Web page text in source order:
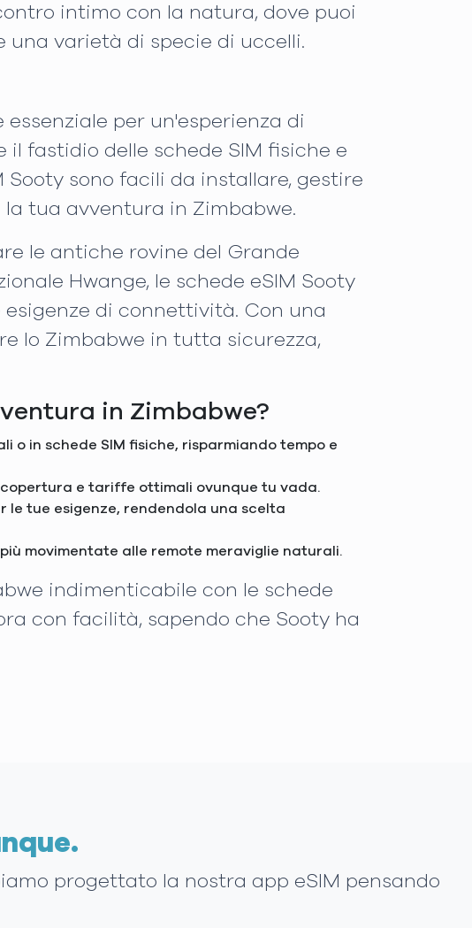
intimo con la natura, dove puoi
una varietà di specie di uccelli.
per un'esperienza di
il fastidio delle schede SIM fisiche e
sono facili da installare, gestire
tua avventura in Zimbabwe.
le antiche rovine del Grande
Hwange, le schede eSIM Sooty
di connettività. Con una
lo Zimbabwe in tutta sicurezza,
in Zimbabwe?
o in schede SIM fisiche, risparmiando tempo e
e tariffe ottimali ovunque tu vada.
le tue esigenze, rendendola una scelta
movimentate alle remote meraviglie naturali.
indimenticabile con le schede
con facilità, sapendo che Sooty ha
progettato la nostra app eSIM pensando